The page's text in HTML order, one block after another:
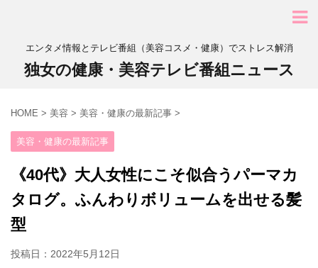
エンタメ情報とテレビ番組（美容コスメ・健康）でストレス解消
独女の健康・美容テレビ番組ニュース
HOME > 美容 > 美容・健康の最新記事 >
美容・健康の最新記事
《40代》大人女性にこそ似合うパーマカ
タログ。ふんわりボリュームを出せる髪
型
投稿日： 2022年5月12日